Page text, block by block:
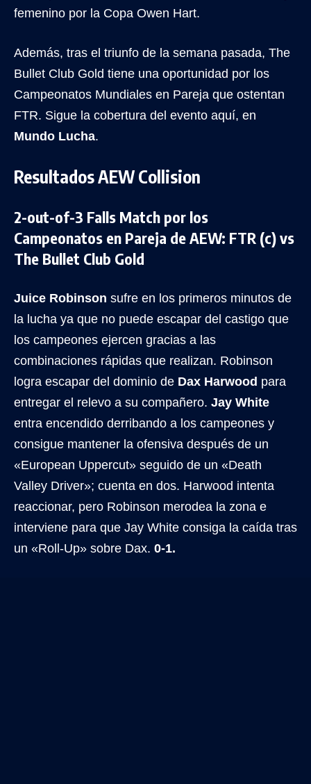
femenino por la Copa Owen Hart.
Además, tras el triunfo de la semana pasada, The
Bullet Club Gold tiene una oportunidad por los
Campeonatos Mundiales en Pareja que ostentan
FTR. Sigue la cobertura del evento aquí, en
Mundo Lucha.
Resultados AEW Collision
2-out-of-3 Falls Match por los
Campeonatos en Pareja de AEW: FTR (c) vs
The Bullet Club Gold
Juice Robinson sufre en los primeros minutos de
la lucha ya que no puede escapar del castigo que
los campeones ejercen gracias a las
combinaciones rápidas que realizan. Robinson
logra escapar del dominio de Dax Harwood para
entregar el relevo a su compañero. Jay White
entra encendido derribando a los campeones y
consigue mantener la ofensiva después de un
«European Uppercut» seguido de un «Death
Valley Driver»; cuenta en dos. Harwood intenta
reaccionar, pero Robinson merodea la zona e
interviene para que Jay White consiga la caída tras
un «Roll-Up» sobre Dax. 0-1.